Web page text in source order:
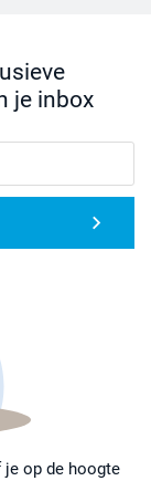
je inbox
op de hoogte